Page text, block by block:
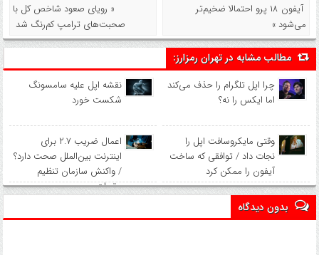
آیفون ۱۸ پرو احتمالا ضخیم‌تر
می‌شود »
« رویای صعود شاخص کل با
صحبت‌های ترامپ کم‌رنگ شد
مطالب مشابه در تهران رمزارز:
چرا اپل تلگرام را حذف می‌کند
اما ایکس را نه؟
نقشه اپل علیه سامسونگ
شکست خورد
وقتی مایکروسافت اپل را
نجات داد / توافقی که ساخت
آیفون را ممکن کرد
اعمال ضریب ۲.۷ برای
اینترنت بین‌الملل صحت دارد؟
/ واکنش سازمان تنظیم
مقررات
بدون دیدگاه